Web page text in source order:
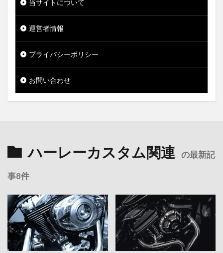
当サイトについて
運営者情報
プライバシーポリシー
お問い合わせ
ハーレーカスタム関連 の最新記
事8件